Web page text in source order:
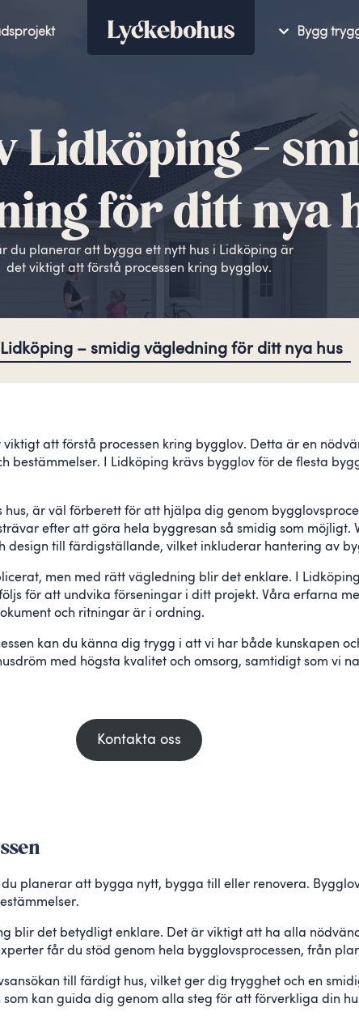
Bygg
Lidköping –
för ditt nya
du planerar att bygga ett nytt hus i Lidköping är
det viktigt att förstå processen kring bygglov.
– smidig vägledning för ditt nya hus
att förstå processen kring bygglov. Detta är en
I Lidköping krävs bygglov för de flesta
är väl förberett för att hjälpa dig genom
efter att göra hela byggresan så smidig som
till färdigställande, vilket inkluderar hantering av
men med rätt vägledning blir det enklare. I
för att undvika förseningar i ditt projekt. Våra erfarna
och ritningar är i ordning.
kan du känna dig trygg i att vi har både kunskapen
med högsta kvalitet och omsorg, samtidigt som vi
Kontakta oss
planerar att bygga nytt, bygga till eller renovera.
blir det betydligt enklare. Det är viktigt att ha alla
får du stöd genom hela bygglovsprocessen, från
till färdigt hus, vilket ger dig trygghet och en
kan guida dig genom alla steg för att förverkliga din